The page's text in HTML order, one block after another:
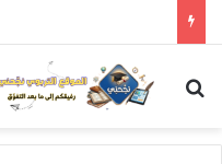
بحث عن